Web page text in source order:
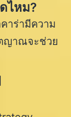
ไหม?
าร่ามีความ
ญาณจะช่วย